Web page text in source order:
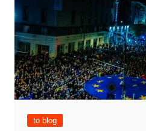
to blog